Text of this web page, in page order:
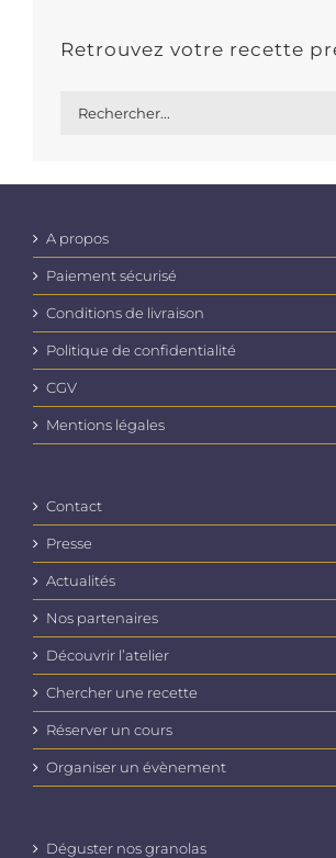
Retrouvez votre recette
A propos
Paiement sécurisé
Conditions de livraison
Politique de confidentialité
CGV
Mentions légales
Contact
Presse
Actualités
Nos partenaires
Découvrir l’atelier
Chercher une recette
Réserver un cours
Organiser un évènement
Déguster nos granolas